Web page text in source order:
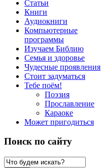
Статьи
Книги
Аудиокниги
Компьютерные
программы
Изучаем Библию
Семья и здоровье
Чудесные проявления
Стоит задуматься
Тебе поём!
Поэзия
Прославление
Караоке
Может пригодиться
Поиск по сайту